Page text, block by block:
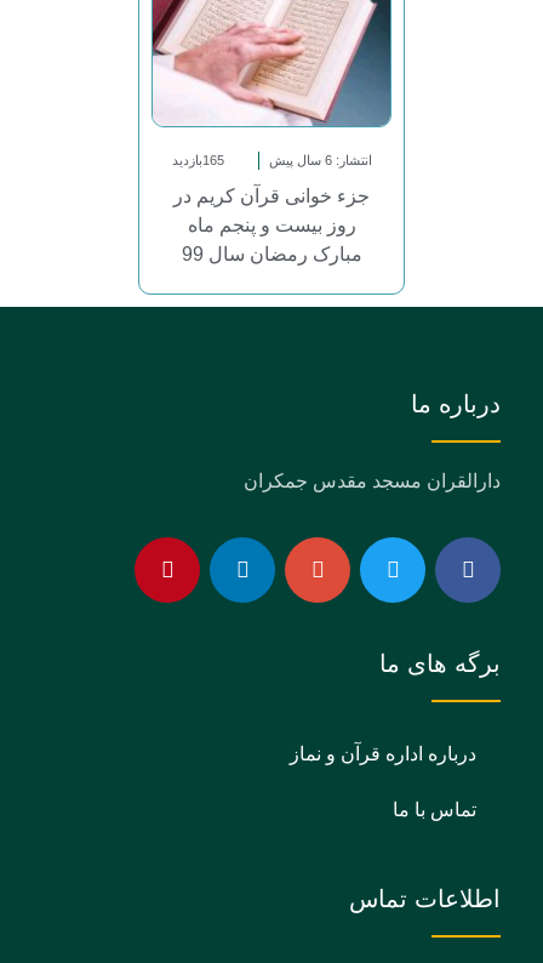
انتشار: 6 سال پیش 165بازدید
جزء خوانی قرآن کریم در
روز بیست و پنجم ماه
مبارک رمضان سال 99
درباره ما
دارالقران مسجد مقدس جمکران
برگه های ما
درباره اداره قرآن و نماز
تماس با ما
اطلاعات تماس